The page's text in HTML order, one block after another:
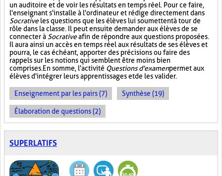
un auditoire et de voir les résultats en temps réel. Pour ce faire,
l'enseignant s'installe à l'ordinateur et rédige directement dans
Socrativeles questions que les élèves lui soumettent à tour de
rôle dans la classe. Il peut ensuite demander aux élèves de se
connecter à Socrativeafin de répondre aux questions proposées.
Il aura ainsi un accès en temps réel aux résultats de ses élèves et
pourra, le cas échéant, apporter des précisions ou faire des
rappels sur les notions qui semblent être moins bien
comprises. En somme, l'activité Questions d'examenpermet aux
élèves d'intégrer leurs apprentissages et de les valider.
Enseignement par les pairs (7) Synthèse (19)
Élaboration de questions (2)
SUPERLATIFS